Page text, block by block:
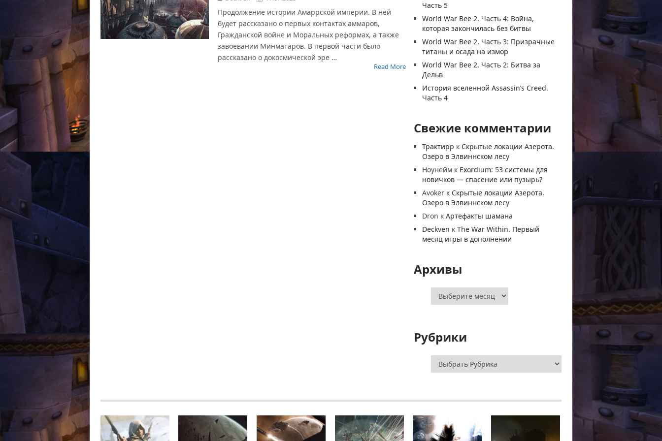
Продолжение истории Амаррской империи. В ней
будет рассказано о первых контактах аммаров,
Гражданской войне и Моральных реформах, а также
завоевании Минматаров. В первой части было
рассказано о докосмической эре …
Read More
Часть 5
World War Bee 2. Часть 4: Война,
которая закончилась без битвы
World War Bee 2. Часть 3: Призрачные
титаны и осада на измор
World War Bee 2. Часть 2: Битва за
Дельв
История вселенной Assassin’s Creed.
Часть 4
Свежие комментарии
Трактирр к Скрытые локации Азерота.
Озеро в Элвиннском лесу
Ноунейм к Exordium: 53 системы для
новичков — спасение или пузырь?
Avoker к Скрытые локации Азерота.
Озеро в Элвиннском лесу
Dron кАртефакты шамана
Deckven кThe War Within. Первый
месяц игры в дополнении
Архивы
Архивы
Рубрики
Рубрики